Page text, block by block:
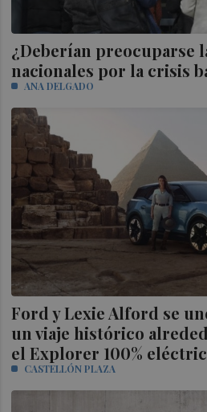
¿Deberían preocuparse
nacionales por la crisis
ANA DELGADO
Ford y Lexie Alford se
un viaje histórico
el Explorer 100%
CASTELLÓN PLAZA